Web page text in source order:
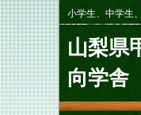
小学生、中学生
山梨県
向学舎